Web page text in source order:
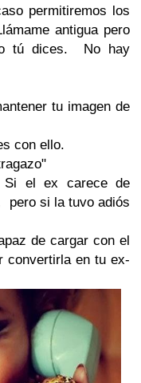
permitiremos los
antigua pero
tú dices. No hay
tu imagen de
con ello.
Si el ex carece de
pero si la tuvo adiós
de cargar con el
convertirla en tu ex-